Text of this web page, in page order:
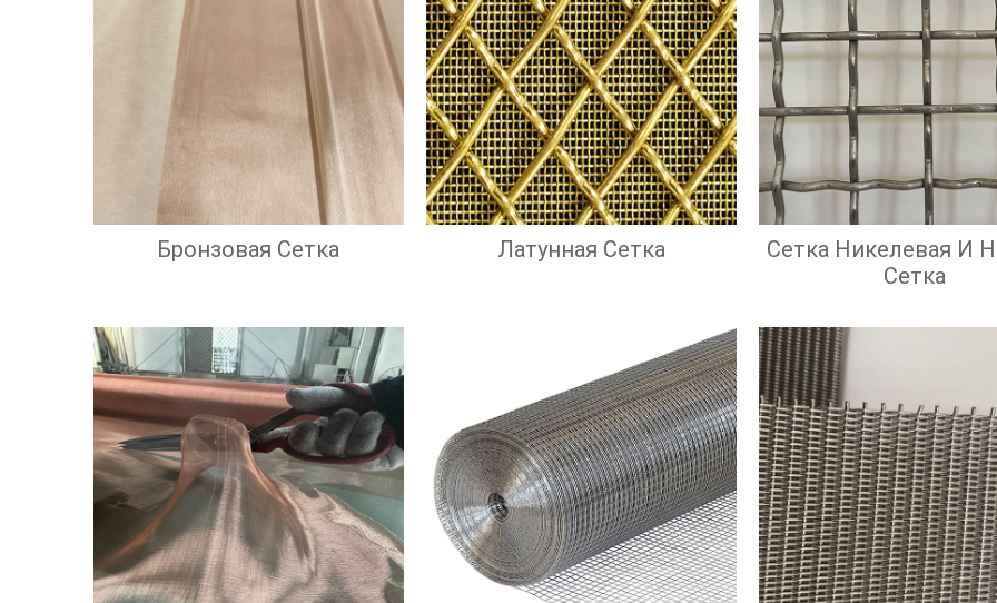
Бронзовая Сетка Латунная Сетка
Сетка Никелевая И
Сетка